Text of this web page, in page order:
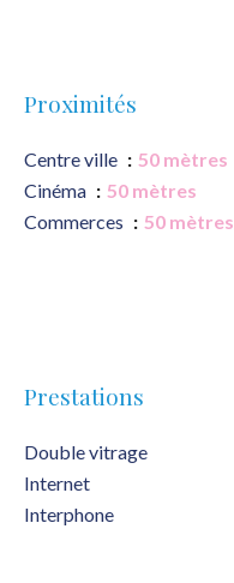
Proximités
Centre ville
50 mètres
Cinéma
50 mètres
Commerces
50 mètres
Prestations
Double vitrage
Internet
Interphone